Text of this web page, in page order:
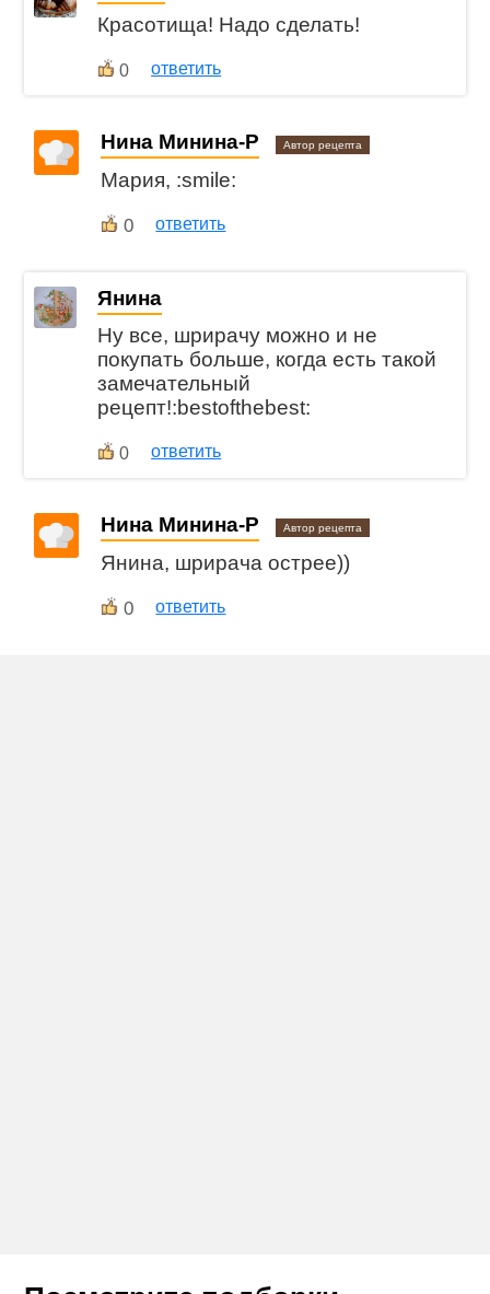
Красотища! Надо сделать!
0 ответить
Нина Минина-Р Автор рецепта
Мария, :smile:
0 ответить
Янина
Ну все, шрирачу можно и не
покупать больше, когда есть такой
замечательный
рецепт!:bestofthebest:
0 ответить
Нина Минина-Р Автор рецепта
Янина, шрирача острее))
0 ответить